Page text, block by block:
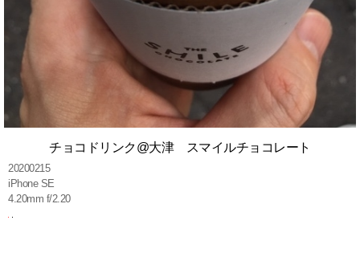
チョコドリンク@大津 スマイルチョコレート
20200215
iPhone SE
4.20mm f/2.20